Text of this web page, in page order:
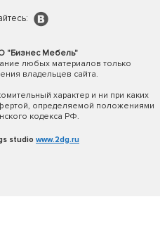
"Бизнес Мебель"
любых материалов только
владельцев сайта.
характер и ни при каких
определяемой положениями
кодекса РФ.
studio www.2dg.ru